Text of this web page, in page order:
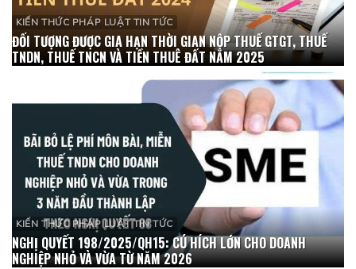
KIẾN THỨC PHÁP LUẬT TIN TỨC
ĐỐI TƯỢNG ĐƯỢC GIA HẠN THỜI GIAN NỘP THUẾ GTGT, THUẾ
TNDN, THUẾ TNCN VÀ TIỀN THUÊ ĐẤT NĂM 2025
KIẾN THỨC PHÁP LUẬT TIN TỨC
NGHỊ QUYẾT 198/2025/QH15: CÚ HÍCH LỚN CHO DOANH
NGHIỆP NHỎ VÀ VỪA TỪ NĂM 2026